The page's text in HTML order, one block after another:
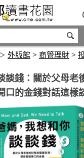
外版館 > 商管理財 >
談錢：關於父母老
口的金錢對話這樣